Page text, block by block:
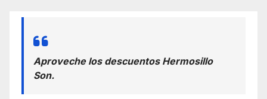
Aproveche los descuentos Hermosillo
Son.